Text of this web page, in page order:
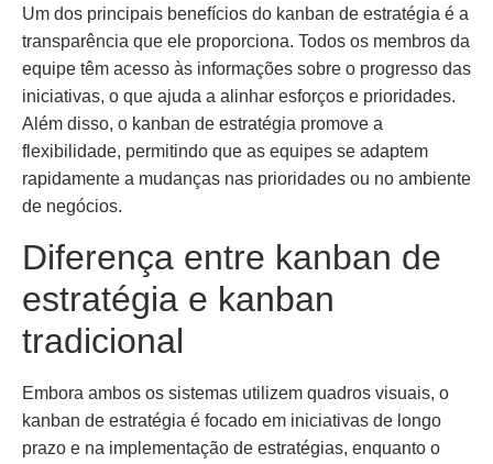
Um dos principais benefícios do kanban de estratégia é a
transparência que ele proporciona. Todos os membros da
equipe têm acesso às informações sobre o progresso das
iniciativas, o que ajuda a alinhar esforços e prioridades.
Além disso, o kanban de estratégia promove a
flexibilidade, permitindo que as equipes se adaptem
rapidamente a mudanças nas prioridades ou no ambiente
de negócios.
Diferença entre kanban de
estratégia e kanban
tradicional
Embora ambos os sistemas utilizem quadros visuais, o
kanban de estratégia é focado em iniciativas de longo
prazo e na implementação de estratégias, enquanto o